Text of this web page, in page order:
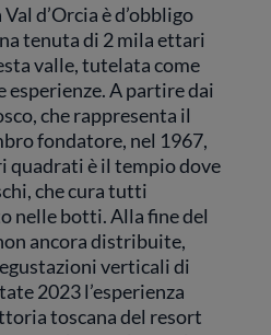
d’Orcia è d’obbligo
tenuta di 2 mila ettari
valle, tutelata come
A partire dai
che rappresenta il
fondatore, nel 1967,
quadrati è il tempio dove
che cura tutti
nelle botti. Alla fine del
ancora distribuite,
verticali di
2023 l’esperienza
toscana del resort